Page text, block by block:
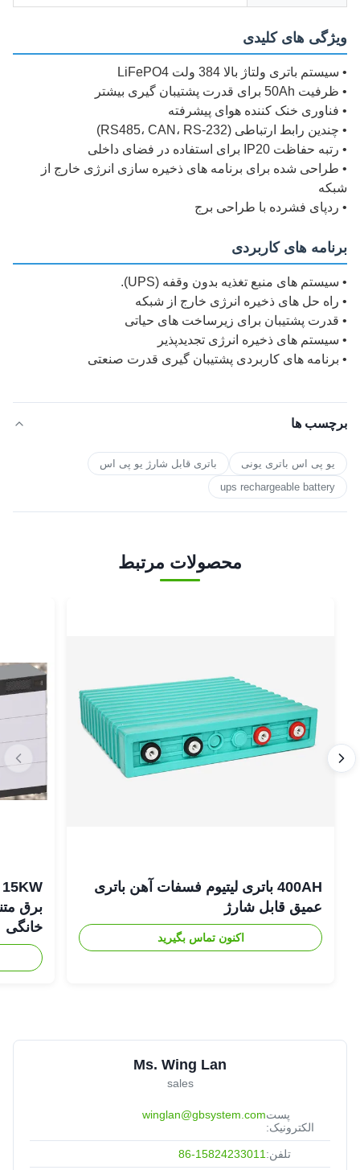
ویژگی های کلیدی
• سیستم باتری ولتاژ بالا 384 ولت LiFePO4
• ظرفیت 50Ah برای قدرت پشتیبان گیری بیشتر
• فناوری خنک کننده هوای پیشرفته
• چندین رابط ارتباطی (RS485، CAN، RS-232)
• رتبه حفاظت IP20 برای استفاده در فضای داخلی
• طراحی شده برای برنامه های ذخیره سازی انرژی خارج از
شبکه
• ردپای فشرده با طراحی برج
برنامه های کاربردی
• سیستم های منبع تغذیه بدون وقفه (UPS).
• راه حل های ذخیره انرژی خارج از شبکه
• قدرت پشتیبان برای زیرساخت های حیاتی
• سیستم های ذخیره انرژی تجدیدپذیر
• برنامه های کاربردی پشتیبان گیری قدرت صنعتی
برچسب ها
یو پی اس باتری یونی
باتری قابل شارژ یو پی اس
ups rechargeable battery
محصولات مرتبط
400AH باتری لیتیوم فسفات آهن باتری
عمیق قابل شارژ
اکنون تماس بگیرید
برق
خانگی
Ms. Wing Lan
sales
پست
الکترونیک:
winglan@gbsystem.com
تلفن: 86-15824233011